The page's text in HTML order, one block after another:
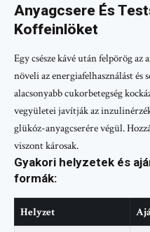
Anyagcsere És
Koffeinlöket
Egy csésze kávé után felpörög
növeli az energiafelhasználást és
alacsonyabb cukorbetegség
vegyületei javítják az
glükóz-anyagcserére végül.
viszont károsak.
Gyakori helyzetek és
formák:
Helyzet